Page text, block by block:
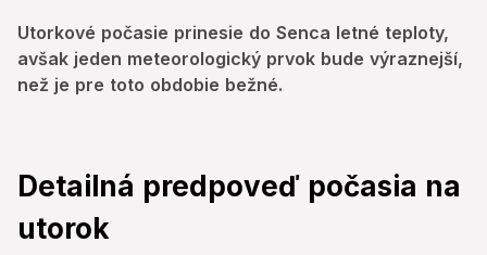
Utorkové počasie prinesie do Senca letné teploty,
avšak jeden meteorologický prvok bude výraznejší,
než je pre toto obdobie bežné.
Detailná predpoveď počasia na
utorok